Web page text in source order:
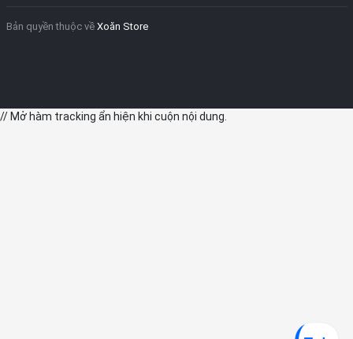
Bản quyền thuộc về Xoăn Store
// Mở hàm tracking ẩn hiện khi cuộn nội dung.